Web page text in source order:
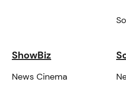
ShowBiz
News Cinema